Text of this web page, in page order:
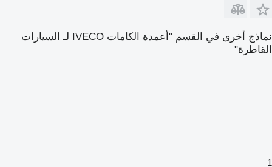
نماذج أخرى في القسم "أعمدة الكامات IVECO لـ السيارات
القاطرة"
1